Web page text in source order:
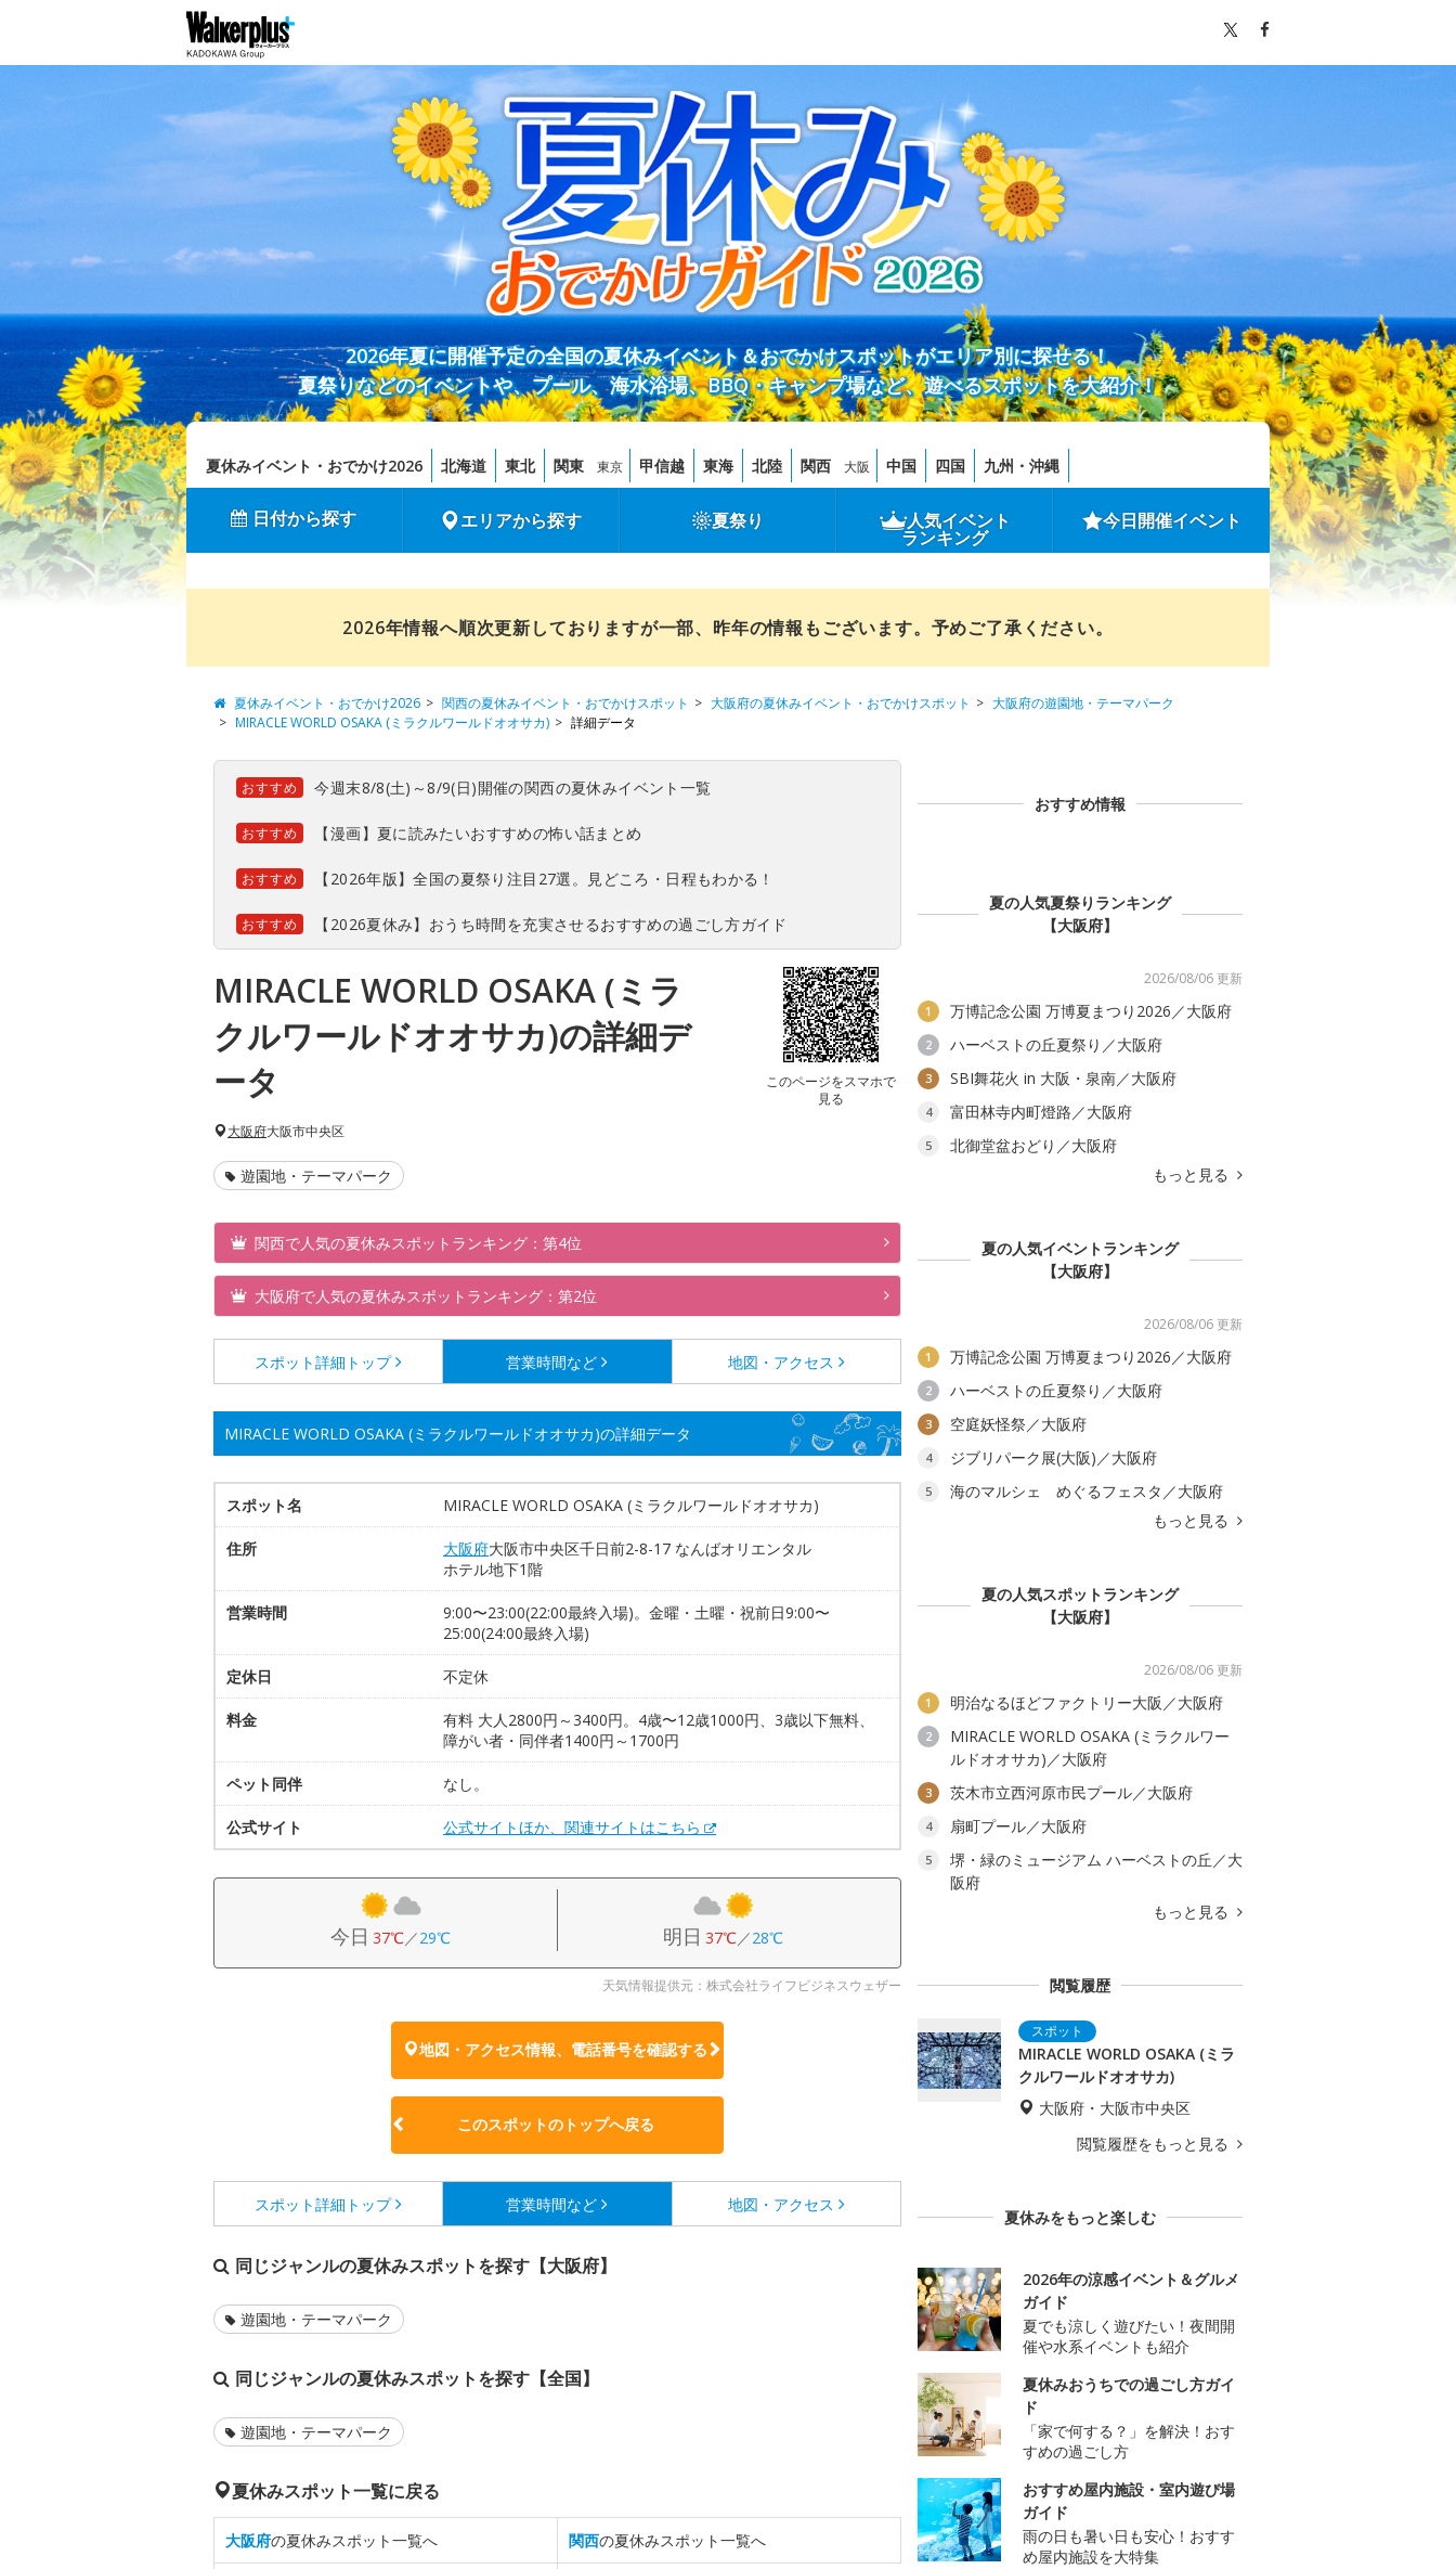
2026年夏に開催予定の全国の夏休みイベント＆おでかけスポットがエリア別に探せる！
夏祭りなどのイベントや、プール、海水浴場、BBQ・キャンプ場など、遊べるスポットを大紹介！
夏休みイベント・おでかけ2026 北海道 東北 関東 東京 甲信越 東海 北陸 関西 大阪 中国 四国 九州・沖縄
日付から探す エリアから探す 夏祭り 人気イベント
ランキング
今日開催イベント
2026年情報へ順次更新しておりますが一部、昨年の情報もございます。予めご了承ください。
夏休みイベント・おでかけ2026 関西の夏休みイベント・おでかけスポット 大阪府の夏休みイベント・おでかけスポット
大阪府の遊園地・テーマパーク
MIRACLE WORLD OSAKA (ミラクルワールドオオサカ)
詳細データ
おすすめ 今週末8/8(土)～8/9(日)開催の関西の夏休みイベント一覧
おすすめ 【漫画】夏に読みたいおすすめの怖い話まとめ
おすすめ 【2026年版】全国の夏祭り注目27選。見どころ・日程もわかる！
おすすめ 【2026夏休み】おうち時間を充実させるおすすめの過ごし方ガイド
MIRACLE WORLD OSAKA (ミラ
クルワールドオオサカ)の詳細デ
ータ
このページをスマホで
見る
大阪府大阪市中央区
遊園地・テーマパーク
関西で人気の夏休みスポットランキング：第4位
大阪府で人気の夏休みスポットランキング：第2位
スポット詳細 トップ 営業時間など 地図・アクセス
MIRACLE WORLD OSAKA (ミラクルワールドオオサカ)の詳細データ
スポット名 MIRACLE WORLD OSAKA (ミラクルワールドオオサカ)
住所 大阪府大阪市中央区千日前2-8-17 なんばオリエンタル
ホテル地下1階
営業時間
9:00〜23:00(22:00最終入場)。金曜・土曜・祝前日9:00〜
25:00(24:00最終入場)
定休日 不定休
料金
有料 大人2800円～3400円。4歳〜12歳1000円、3歳以下無料、
障がい者・同伴者1400円～1700円
ペット同伴 なし。
公式サイト 公式サイトほか、関連サイトはこちら
今日 37℃／29℃ 明日 37℃／28℃
天気情報提供元：株式会社ライフビジネスウェザー
地図・アクセス情報、電話番号を確認する
このスポットのトップへ戻る
スポット詳細 トップ 営業時間など 地図・アクセス
同じジャンルの夏休みスポットを探す【大阪府】
遊園地・テーマパーク
同じジャンルの夏休みスポットを探す【全国】
遊園地・テーマパーク
夏休みスポット一覧に戻る
大阪府の夏休みスポット一覧へ 関西の夏休みスポット一覧へ
おすすめ情報
夏の人気夏祭りランキング
【大阪府】
2026/08/06 更新
1 万博記念公園 万博夏まつり2026／大阪府
2 ハーベストの丘夏祭り／大阪府
3 SBI舞花火 in 大阪・泉南／大阪府
4 富田林寺内町燈路／大阪府
5
北御堂盆おどり／大阪府
もっと見る
夏の人気イベントランキング
【大阪府】
2026/08/06 更新
1 万博記念公園 万博夏まつり2026／大阪府
2 ハーベストの丘夏祭り／大阪府
3 空庭妖怪祭／大阪府
4 ジブリパーク展(大阪)／大阪府
5
海のマルシェ めぐるフェスタ／大阪府
もっと見る
夏の人気スポットランキング
【大阪府】
2026/08/06 更新
1 明治なるほどファクトリー大阪／大阪府
2
MIRACLE WORLD OSAKA (ミラクルワー
ルドオオサカ)／大阪府
3 茨木市立西河原市民プール／大阪府
4 扇町プール／大阪府
5
堺・緑のミュージアム ハーベストの丘／大
阪府
もっと見る
閲覧履歴
MIRACLE WORLD OSAKA (ミラ
クルワールドオオサカ)
大阪府・大阪市中央区
閲覧履歴をもっと見る
夏休みをもっと楽しむ
2026年の涼感イベント＆グルメ
ガイド
夏でも涼しく遊びたい！夜間開
催や水系イベントも紹介
夏休みおうちでの過ごし方ガイ
ド
「家で何する？」を解決！おす
すめの過ごし方
おすすめ屋内施設・室内遊び場
ガイド
雨の日も暑い日も安心！おすす
め屋内施設を大特集